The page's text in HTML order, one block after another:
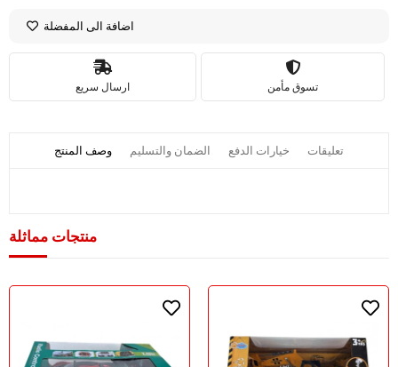
اضافة الى المفضلة
ارسال سريع تسوق مأمن
وصف المنتج الضمان والتسليم خيارات الدفع تعليقات
منتجات مماثلة